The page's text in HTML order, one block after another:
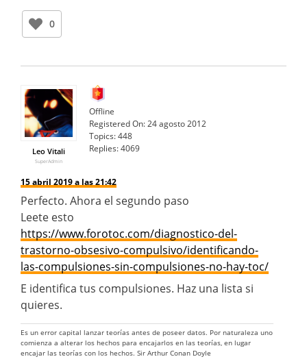
0
Leo Vitali
SuperAdmin
Offline
Registered On:24 agosto 2012
Topics:448
Replies:4069
15 abril 2019 a las 21:42
Perfecto. Ahora el segundo paso
Leete esto
https://www.forotoc.com/diagnostico-del-
trastorno-obsesivo-compulsivo/identificando-
las-compulsiones-sin-compulsiones-no-hay-toc/
E identifica tus compulsiones. Haz una lista si
quieres.
Es un error capital lanzar teorías antes de poseer datos. Por naturaleza uno
comienza a alterar los hechos para encajarlos en las teorías, en lugar
encajar las teorías con los hechos. Sir Arthur Conan Doyle